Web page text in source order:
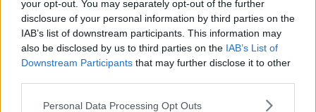
your opt-out. You may separately opt-out of the further
disclosure of your personal information by third parties on the
IAB’s list of downstream participants. This information may
also be disclosed by us to third parties on the IAB’s List of
Downstream Participants that may further disclose it to other
Personal Data Processing Opt Outs
Bar ristorante : l'attività verrà ospitata nell'edificio dell’ex corpo di
guardia secondo un progetto che ha l’obiettivo di tutelare
l’architettura originaria e di perimetrare la nuova piazza.
Nuova piazza / spazio baricentrico: sarà lo spazio baricentrico